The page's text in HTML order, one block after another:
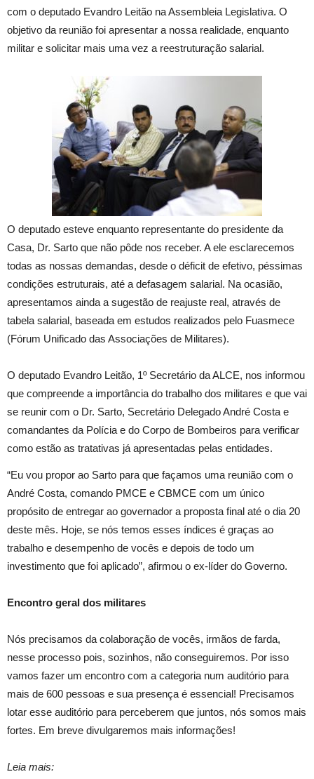
com o deputado Evandro Leitão na Assembleia Legislativa. O
objetivo da reunião foi apresentar a nossa realidade, enquanto
militar e solicitar mais uma vez a reestruturação salarial.
O deputado esteve enquanto representante do presidente da
Casa, Dr. Sarto que não pôde nos receber. A ele esclarecemos
todas as nossas demandas, desde o déficit de efetivo, péssimas
condições estruturais, até a defasagem salarial. Na ocasião,
apresentamos ainda a sugestão de reajuste real, através de
tabela salarial, baseada em estudos realizados pelo Fuasmece
(Fórum Unificado das Associações de Militares).
O deputado Evandro Leitão, 1º Secretário da ALCE, nos informou
que compreende a importância do trabalho dos militares e que vai
se reunir com o Dr. Sarto, Secretário Delegado André Costa e
comandantes da Polícia e do Corpo de Bombeiros para verificar
como estão as tratativas já apresentadas pelas entidades.
“Eu vou propor ao Sarto para que façamos uma reunião com o
André Costa, comando PMCE e CBMCE com um único
propósito de entregar ao governador a proposta final até o dia 20
deste mês. Hoje, se nós temos esses índices é graças ao
trabalho e desempenho de vocês e depois de todo um
investimento que foi aplicado”, afirmou o ex-líder do Governo.
Encontro geral dos militares
Nós precisamos da colaboração de vocês, irmãos de farda,
nesse processo pois, sozinhos, não conseguiremos. Por isso
vamos fazer um encontro com a categoria num auditório para
mais de 600 pessoas e sua presença é essencial! Precisamos
lotar esse auditório para perceberem que juntos, nós somos mais
fortes. Em breve divulgaremos mais informações!
Leia mais: